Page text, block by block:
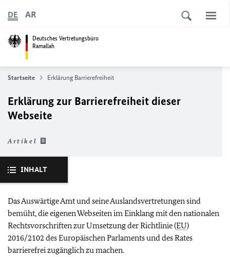
Deutsches Vertretungsbüro
Ramallah
DE AR
Startseite Erklärung Barrierefreiheit
Erklärung zur Barrierefreiheit dieser
Webseite
Artikel
INHALT
Das Auswärtige Amt und seine Auslandsvertretungen sind
bemüht, die eigenen Webseiten im Einklang mit den nationalen
Rechtsvorschriften zur Umsetzung der Richtlinie (EU)
2016/2102 des Europäischen Parlaments und des Rates
barrierefrei zugänglich zu machen.